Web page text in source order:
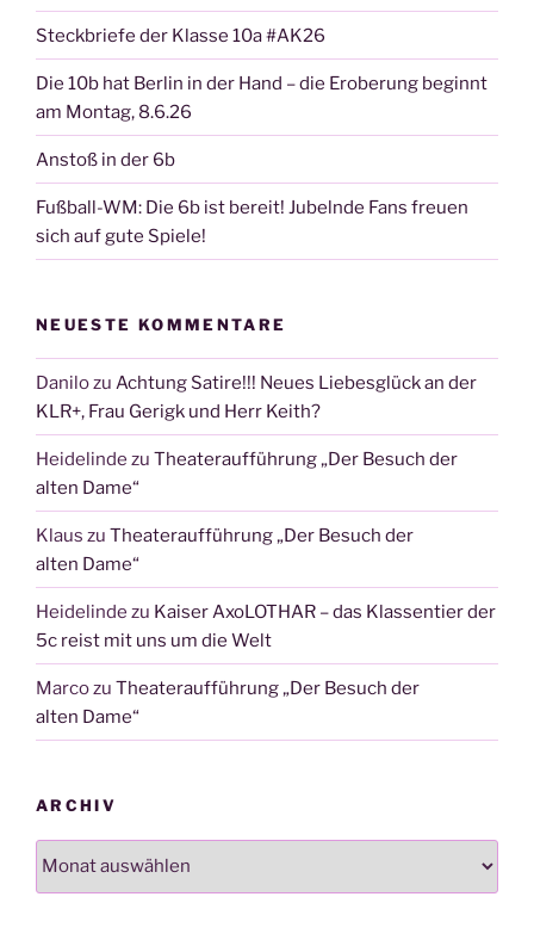
Steckbriefe der Klasse 10a #AK26
Die 10b hat Berlin in der Hand – die Eroberung beginnt
am Montag, 8.6.26
Anstoß in der 6b
Fußball-WM: Die 6b ist bereit! Jubelnde Fans freuen
sich auf gute Spiele!
NEUESTE KOMMENTARE
Danilozu Achtung Satire!!! Neues Liebesglück an der
KLR+, Frau Gerigk und Herr Keith?
Heidelinde zu Theateraufführung „Der Besuch der
alten Dame“
Klaus zu Theateraufführung „Der Besuch der
alten Dame“
Heidelinde zu Kaiser AxoLOTHAR – das Klassentier der
5c reist mit uns um die Welt
Marcozu Theateraufführung „Der Besuch der
alten Dame“
ARCHIV
Archiv